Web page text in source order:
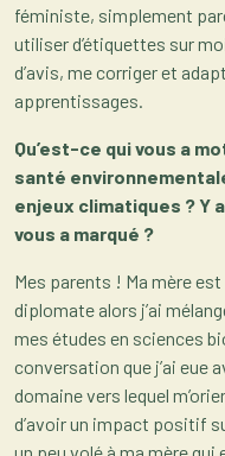
féministe, simplement
utiliser d’étiquettes sur
d’avis, me corriger et
apprentissages.
Qu’est-ce qui vous a
santé
enjeux climatiques ? Y
vous a marqué ?
Mes parents ! Ma mère
diplomate alors j’ai
mes études en sciences
conversation que j’ai eue
domaine vers lequel
d’avoir un impact positif